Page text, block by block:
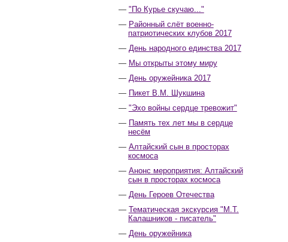
"По Курье скучаю..."
Районный слёт военно-
патриотических клубов 2017
День народного единства 2017
Мы открыты этому миру
День оружейника 2017
Пикет В.М. Шукшина
"Эхо войны сердце тревожит"
Память тех лет мы в сердце
несём
Алтайский сын в просторах
космоса
Анонс мероприятия: Алтайский
сын в просторах космоса
День Героев Отечества
Тематическая экскурсия "М.Т.
Калашников - писатель"
День оружейника